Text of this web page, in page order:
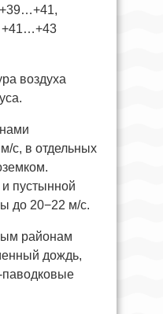
+41…+43
воздуха
с, в отдельных
пустынной
до 20−22 м/с.
районам
дождь,
паводковые